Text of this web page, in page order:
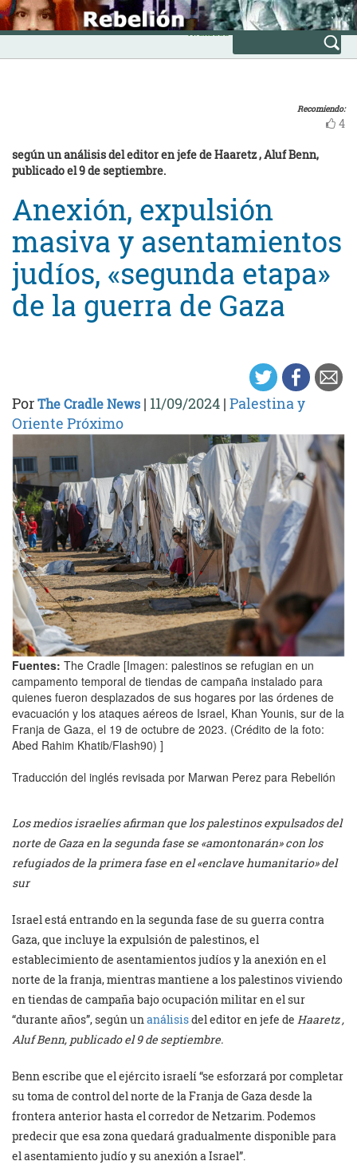
Skip
to
content
INICIO
Avanzada
Recomiendo:
4
según un análisis del editor en jefe de Haaretz , Aluf Benn,
publicado el 9 de septiembre.
Anexión, expulsión
masiva y asentamientos
judíos, «segunda etapa»
de la guerra de Gaza
PorThe Cradle News | 11/09/2024 | Palestina y
Oriente Próximo
Fuentes: The Cradle [Imagen: palestinos se refugian en un
campamento temporal de tiendas de campaña instalado para
quienes fueron desplazados de sus hogares por las órdenes de
evacuación y los ataques aéreos de Israel, Khan Younis, sur de la
Franja de Gaza, el 19 de octubre de 2023. (Crédito de la foto:
Abed Rahim Khatib/Flash90) ]
Traducción del inglés revisada por Marwan Perez para Rebelión
Los medios israelíes afirman que los palestinos expulsados ​​del
norte de Gaza en la segunda fase se «amontonarán» con los
refugiados de la primera fase en el «enclave humanitario» del
sur
Israel está entrando en la segunda fase de su guerra contra
Gaza, que incluye la expulsión de palestinos, el
establecimiento de asentamientos judíos y la anexión en el
norte de la franja, mientras mantiene a los palestinos viviendo
en tiendas de campaña bajo ocupación militar en el sur
“durante años”, según un análisisdel editor en jefe de Haaretz ,
Aluf Benn, publicado el 9 de septiembre.
Benn escribe que el ejército israelí “se esforzará por completar
su toma de control del norte de la Franja de Gaza desde la
frontera anterior hasta el corredor de Netzarim. Podemos
predecir que esa zona quedará gradualmente disponible para
el asentamiento judío y su anexión a Israel”.